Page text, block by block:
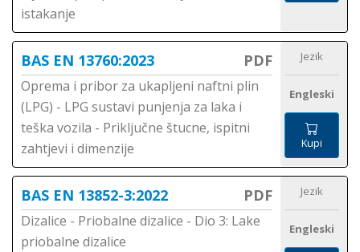
istakanje
BAS EN 13760:2023 PDF
Oprema i pribor za ukapljeni naftni plin
(LPG) - LPG sustavi punjenja za laka i
teška vozila - Priključne štucne, ispitni
zahtjevi i dimenzije
Jezik
Engleski
Kupi
BAS EN 13852-3:2022 PDF
Dizalice - Priobalne dizalice - Dio 3: Lake
priobalne dizalice
Jezik
Engleski